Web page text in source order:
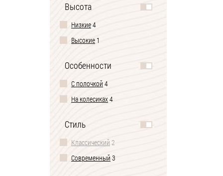
Высота
Низкие4
Высокие 1
Особенности
С полочкой 4
На колесиках4
Стиль
Классический 2
Современный 3